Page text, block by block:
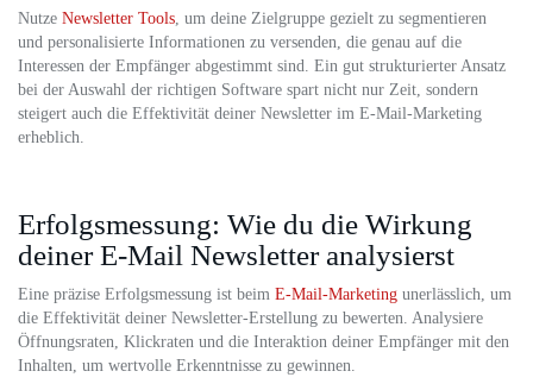
Nutze Newsletter Tools, um deine Zielgruppe gezielt zu segmentieren
und personalisierte Informationen zu versenden, die genau auf die
Interessen der Empfänger abgestimmt sind. Ein gut strukturierter Ansatz
bei der Auswahl der richtigen Software spart nicht nur Zeit, sondern
steigert auch die Effektivität deiner Newsletter im E-Mail-Marketing
erheblich.
Erfolgsmessung: Wie du die Wirkung
deiner E-Mail Newsletter analysierst
Eine präzise Erfolgsmessung ist beim E-Mail-Marketing unerlässlich, um
die Effektivität deiner Newsletter-Erstellung zu bewerten. Analysiere
Öffnungsraten, Klickraten und die Interaktion deiner Empfänger mit den
Inhalten, um wertvolle Erkenntnisse zu gewinnen.